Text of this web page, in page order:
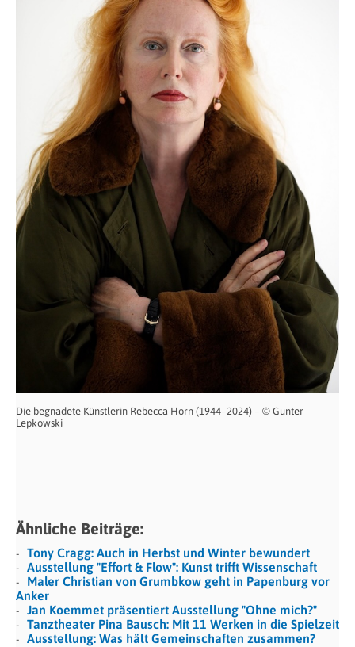
Die begnadete Künstlerin Rebecca Horn (1944–2024) – © Gunter
Lepkowski
Ähnliche Beiträge:
Tony Cragg: Auch in Herbst und Winter bewundert
Ausstellung "Effort & Flow": Kunst trifft Wissenschaft
Maler Christian von Grumbkow geht in Papenburg vor
Anker
Jan Koemmet präsentiert Ausstellung "Ohne mich?"
Tanztheater Pina Bausch: Mit 11 Werken in die Spielzeit
Ausstellung: Was hält Gemeinschaften zusammen?